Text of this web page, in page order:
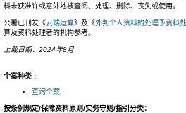
料未获准许或意外地被查阅、处理、删除、丧失或使用。
公署已刊发《云端运算》及《外判个人资料的处理予资料
算及资料处理者的机构参考。
上载日期：2024年8月
个案种类 :
查询个案
按条例规定/保障资料原则/实务守则/指引分类：